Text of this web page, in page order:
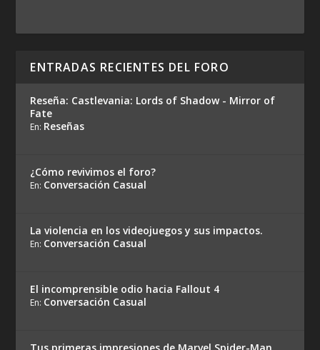
ENTRADAS RECIENTES DEL FORO
Reseña: Castlevania: Lords of Shadow - Mirror of
Fate
En: Reseñas
¿Cómo revivimos el foro?
En: Conversación Casual
La violencia en los videojuegos y sus impactos.
En: Conversación Casual
El incomprensible odio hacia Fallout 4
En: Conversación Casual
Tus primeras impresiones de Marvel Spider-Man